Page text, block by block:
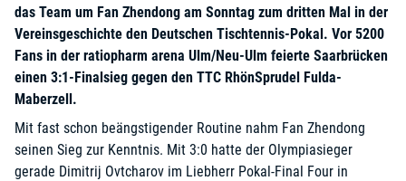
das Team um Fan Zhendong am Sonntag zum dritten Mal in der
Vereinsgeschichte den Deutschen Tischtennis-Pokal. Vor 5200
Fans in der ratiopharm arena Ulm/Neu-Ulm feierte Saarbrücken
einen 3:1-Finalsieg gegen den TTC RhönSprudel Fulda-
Maberzell.
Mit fast schon beängstigender Routine nahm Fan Zhendong
seinen Sieg zur Kenntnis. Mit 3:0 hatte der Olympiasieger
gerade Dimitrij Ovtcharov im Liebherr Pokal-Final Four in